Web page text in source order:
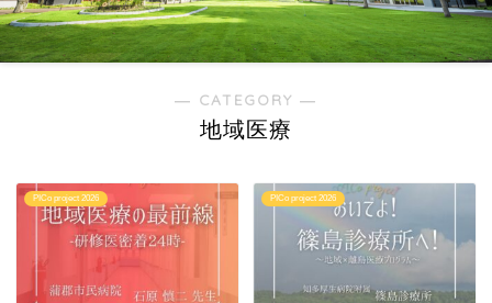
― CATEGORY ―
地域医療
PICo project 2026 PICo project 2026